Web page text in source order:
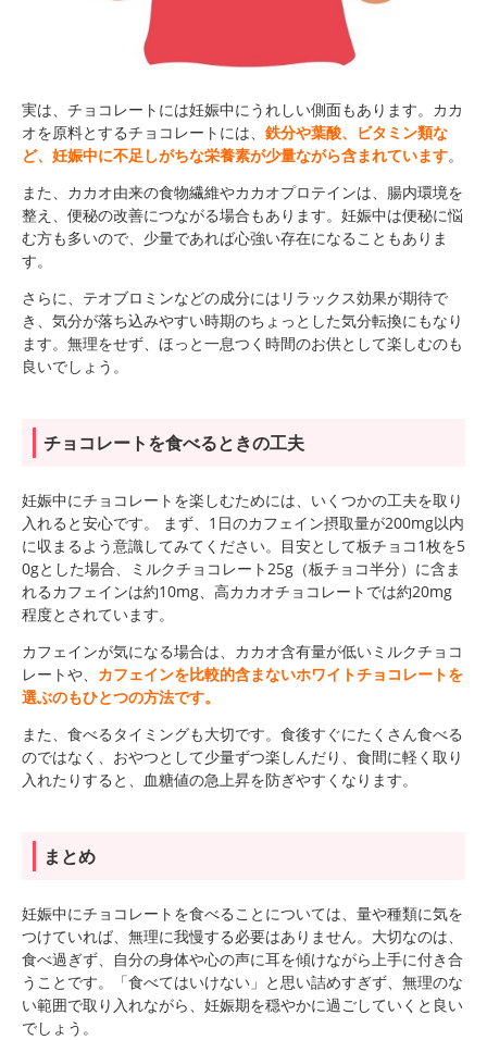
実は、チョコレートには妊娠中にうれしい側面もあります。カカ
オを原料とするチョコレートには、 鉄分や葉酸、ビタミン類な
ど、妊娠中に不足しがちな栄養素が少量ながら含まれています。
また、カカオ由来の食物繊維やカカオプロテインは、腸内環境を
整え、便秘の改善につながる場合もあります。妊娠中は便秘に悩
む方も多いので、少量であれば心強い存在になることもありま
す。
さらに、テオブロミンなどの成分にはリラックス効果が期待で
き、気分が落ち込みやすい時期のちょっとした気分転換にもなり
ます。無理をせず、ほっと一息つく時間のお供として楽しむのも
良いでしょう。
チョコレートを食べるときの工夫
妊娠中にチョコレートを楽しむためには、いくつかの工夫を取り
入れると安心です。 まず、1日のカフェイン摂取量が200mg以内
に収まるよう意識してみてください。目安として板チョコ1枚を5
0gとした場合、ミルクチョコレート25g（板チョコ半分）に含ま
れるカフェインは約10mg、高カカオチョコレートでは約20mg
程度とされています。
カフェインが気になる場合は、カカオ含有量が低いミルクチョコ
レートや、 カフェインを比較的含まないホワイトチョコレートを
選ぶのもひとつの方法です。
また、食べるタイミングも大切です。食後すぐにたくさん食べる
のではなく、おやつとして少量ずつ楽しんだり、食間に軽く取り
入れたりすると、血糖値の急上昇を防ぎやすくなります。
まとめ
妊娠中にチョコレートを食べることについては、量や種類に気を
つけていれば、無理に我慢する必要はありません。大切なのは、
食べ過ぎず、自分の身体や心の声に耳を傾けながら上手に付き合
うことです。「食べてはいけない」と思い詰めすぎず、無理のな
い範囲で取り入れながら、妊娠期を穏やかに過ごしていくと良い
でしょう。